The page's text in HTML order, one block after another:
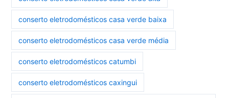
conserto eletrodomésticos casa verde baixa
conserto eletrodomésticos casa verde média
conserto eletrodomésticos catumbi
conserto eletrodomésticos caxingui